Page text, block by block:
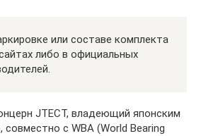
или составе комплекта
либо в официальных
JTECT, владеющий японским
совместно с WBA (World Bearing